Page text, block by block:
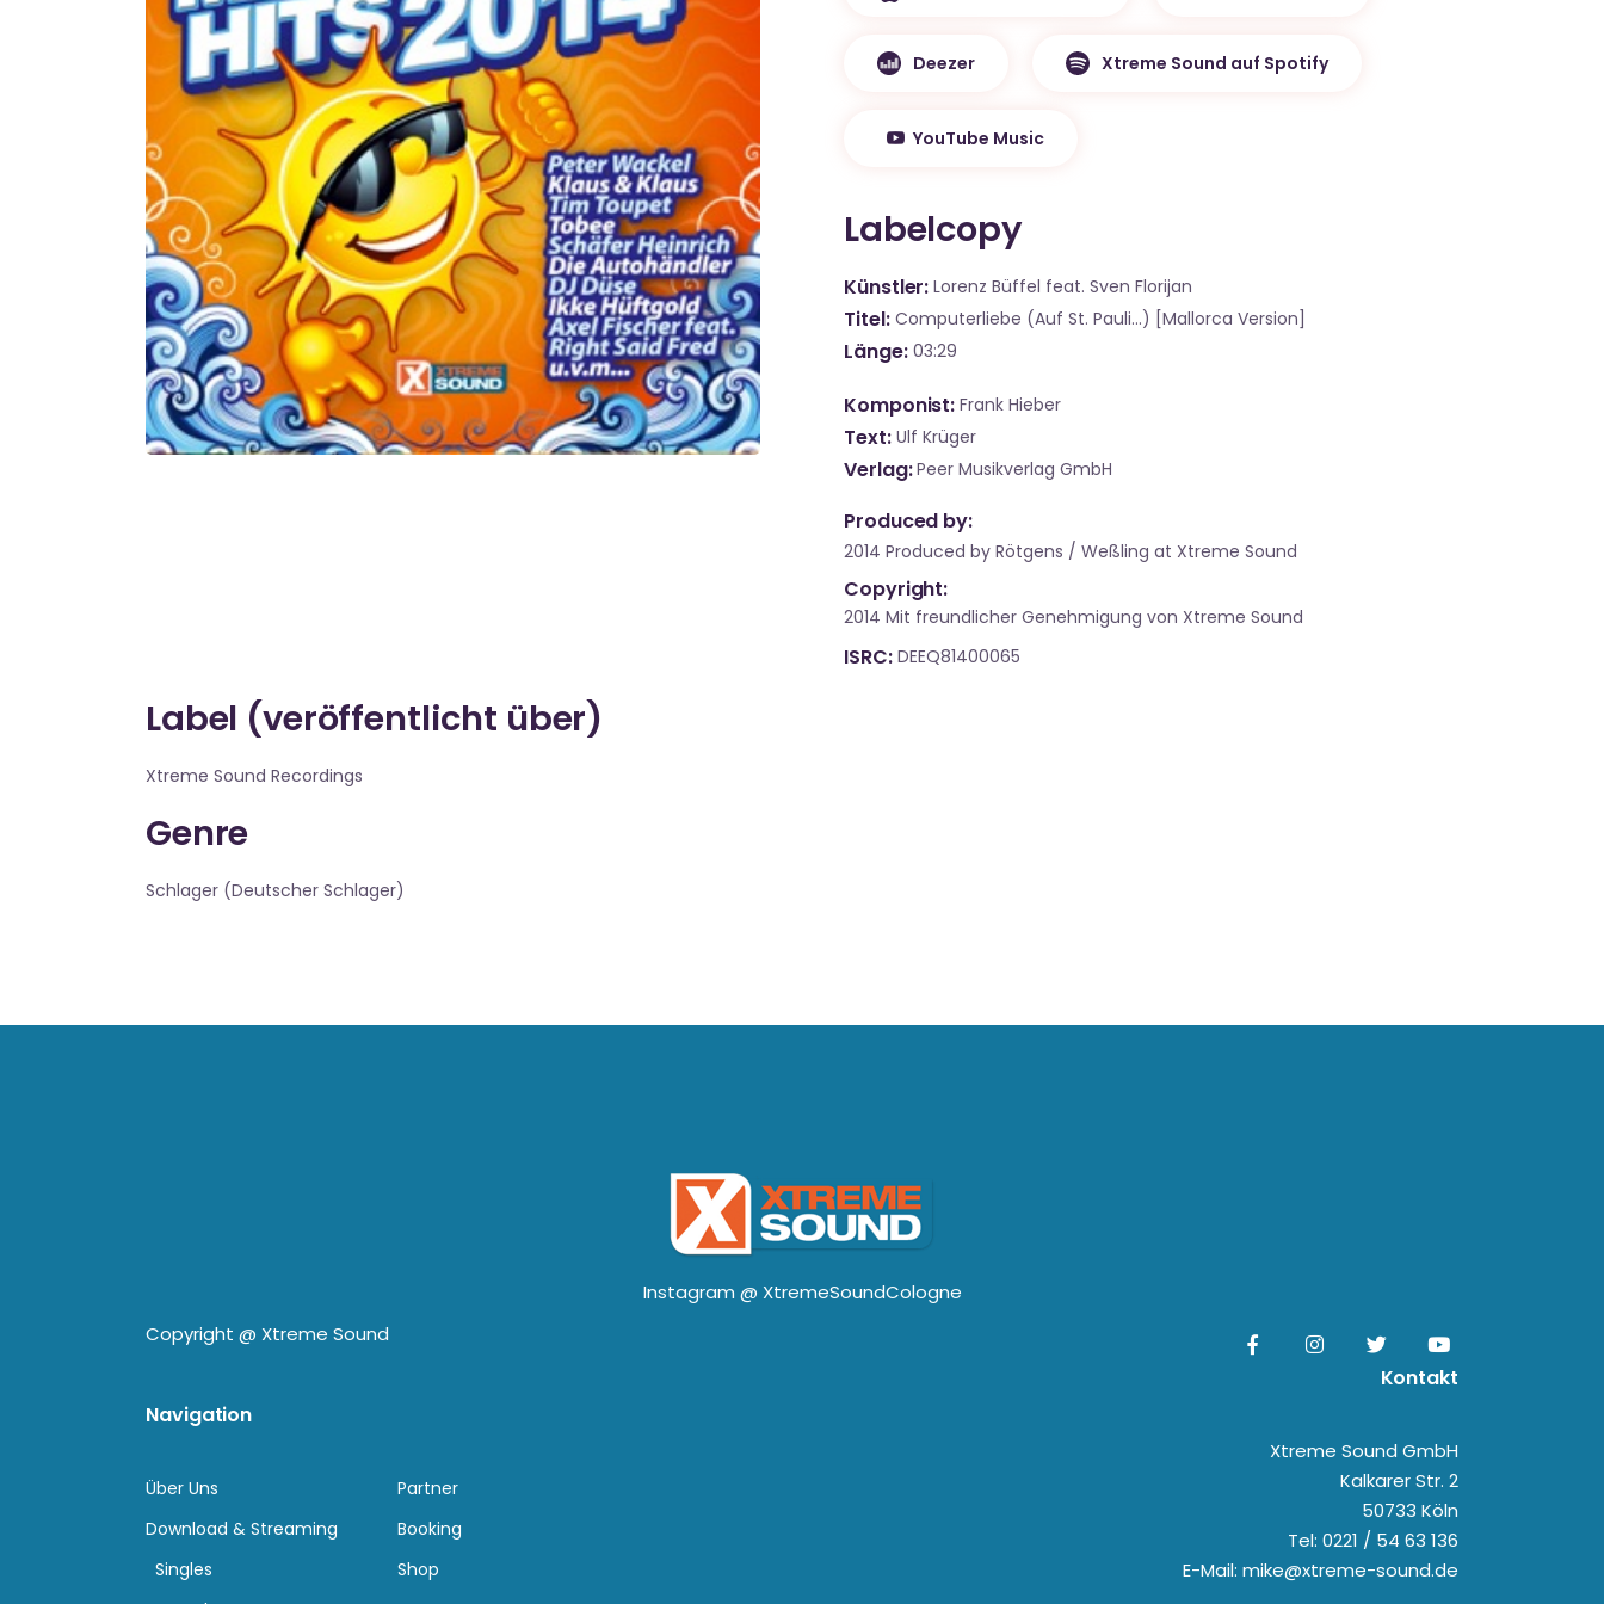
Deezer Xtreme Sound auf Spotify
YouTube Music
Labelcopy
Künstler Lorenz Büffel feat. Sven Florijan
Titel Computerliebe (Auf St. Pauli...) [Mallorca Version]
Länge 03:29
Komponist Frank Hieber
Text Ulf Krüger
Verlag Peer Musikverlag GmbH
Produced by:
2014 Produced by Rötgens / Weßling at Xtreme Sound
Copyright:
2014 Mit freundlicher Genehmigung von Xtreme Sound
ISRC DEEQ81400065
Label (veröffentlicht über)
Xtreme Sound Recordings
Genre
Schlager (Deutscher Schlager)
Instagram @ XtremeSoundCologne
Copyright @ Xtreme Sound
Navigation
Über Uns
Download & Streaming
Singles
Partner
Booking
Shop
Kontakt
Xtreme Sound GmbH
Kalkarer Str. 2
50733 Köln
Tel: 0221 / 54 63 136
E-Mail: mike@xtreme-sound.de